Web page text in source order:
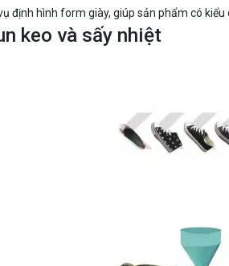
định hình form giày, giúp sản phẩm có kiểu
keo và sấy nhiệt